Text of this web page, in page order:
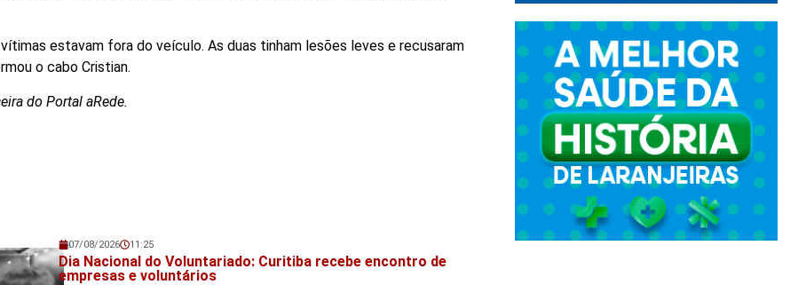
estavam fora do veículo. As duas tinham lesões leves e recusaram
o cabo Cristian.
do Portal aRede.
Veja também!
07/08/2026 11:25
Dia Nacional do Voluntariado: Curitiba recebe encontro de
empresas e voluntários